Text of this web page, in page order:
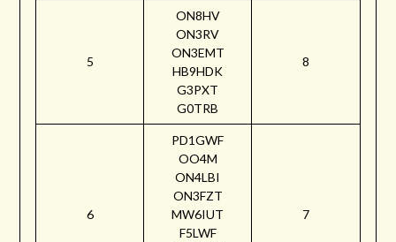
5
ON8HV
ON3RV
ON3EMT
HB9HDK
G3PXT
G0TRB
8
6
PD1GWF
OO4M
ON4LBI
ON3FZT
MW6IUT
F5LWF
7